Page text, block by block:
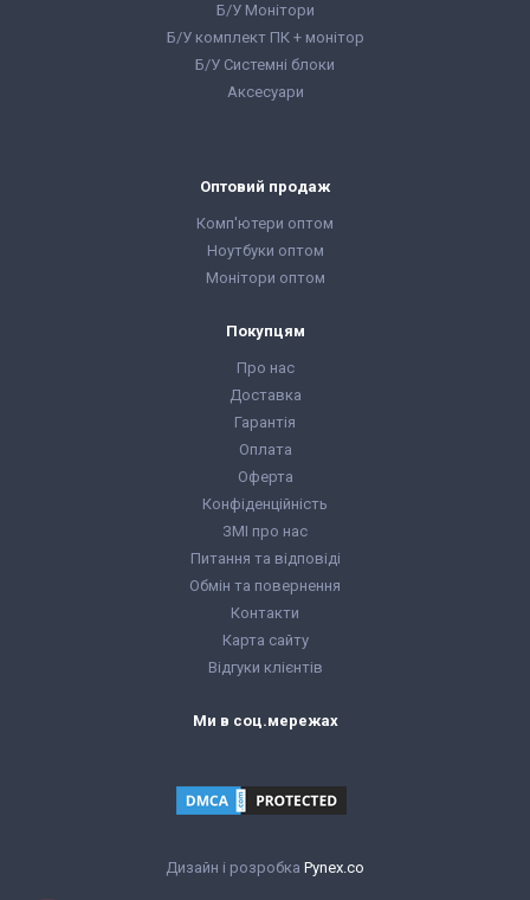
Б/У Монітори
Б/У комплект ПК + монітор
Б/У Системні блоки
Аксесуари
Оптовий продаж
Комп'ютери оптом
Ноутбуки оптом
Монітори оптом
Покупцям
Про нас
Доставка
Гарантія
Оплата
Оферта
Конфіденційність
ЗМІ про нас
Питання та відповіді
Обмін та повернення
Контакти
Карта сайту
Відгуки клієнтів
Ми в соц.мережах
Дизайн і розробка Pynex.co